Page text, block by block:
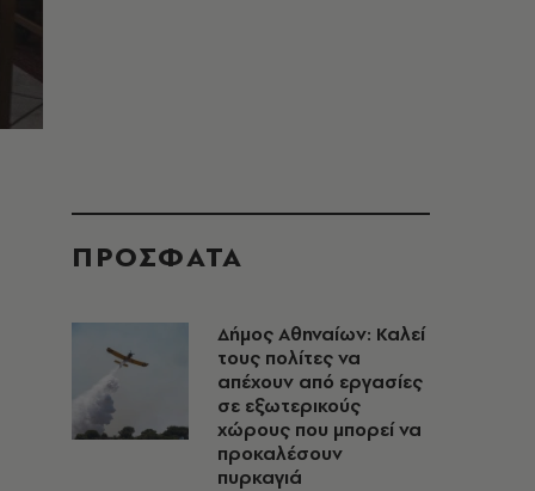
ΠΡΟΣΦΑΤΑ
Δήμος Αθηναίων: Καλεί
τους πολίτες να
απέχουν από εργασίες
σε εξωτερικούς
χώρους που μπορεί να
προκαλέσουν
πυρκαγιά